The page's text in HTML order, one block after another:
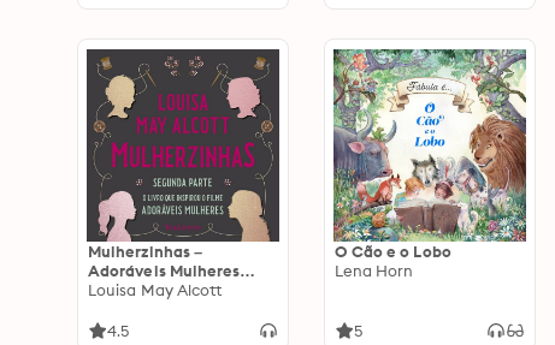
Mulherzinhas –
Adoráveis Mulheres
(Segunda parte)
Louisa May Alcott
4.5
O Cão e o Lobo
Lena Horn
5